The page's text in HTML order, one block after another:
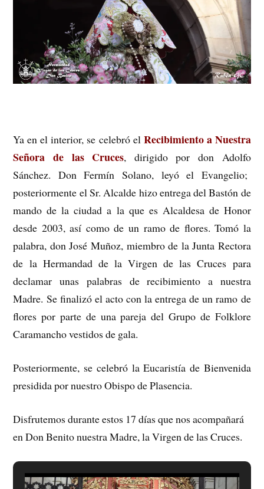
Ya en el interior, se celebró el Recibimiento a Nuestra
Señora de las Cruces, dirigido por don Adolfo
Sánchez. Don Fermín Solano, leyó el Evangelio;
posteriormente el Sr. Alcalde hizo entrega del Bastón de
mando de la ciudad a la que es Alcaldesa de Honor
desde 2003, así como de un ramo de flores. Tomó la
palabra, don José Muñoz, miembro de la Junta Rectora
de la Hermandad de la Virgen de las Cruces para
declamar unas palabras de recibimiento a nuestra
Madre. Se finalizó el acto con la entrega de un ramo de
flores por parte de una pareja del Grupo de Folklore
Caramancho vestidos de gala.
Posteriormente, se celebró la Eucaristía de Bienvenida
presidida por nuestro Obispo de Plasencia.
Disfrutemos durante estos 17 días que nos acompañará
en Don Benito nuestra Madre, la Virgen de las Cruces.